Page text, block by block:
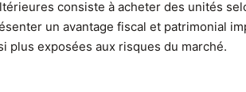
consiste à acheter des unités
un avantage fiscal et patrimonial
plus exposées aux risques du marché.